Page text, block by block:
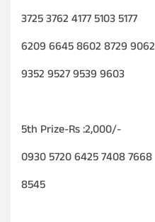
3725 3762 4177 5103 5177
6209 6645 8602 8729 9062
9352 9527 9539 9603
5th Prize-Rs :2,000/-
0930 5720 6425 7408 7668
8545